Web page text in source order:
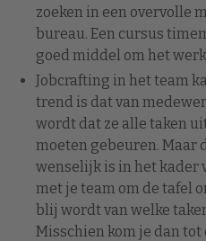
zoeken in een overvolle
bureau. Een cursus
goed middel om het
Jobcrafting in het team
trend is dat van
wordt dat ze alle taken
moeten gebeuren. Maar
wenselijk is in het kader
met je team om de tafel
blij wordt van welke
Misschien kom je dan